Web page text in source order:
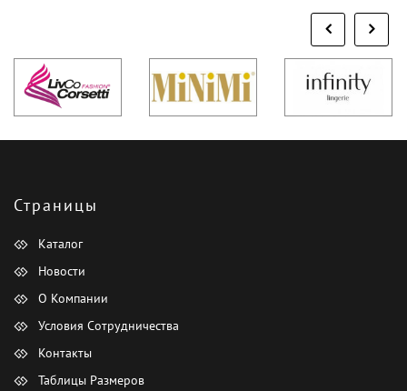
Страницы
Каталог
Новости
О Компании
Условия Сотрудничества
Контакты
Таблицы Размеров